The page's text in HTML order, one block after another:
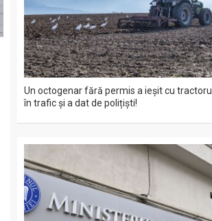
Un octogenar fără permis a ieșit cu tractorul
în trafic și a dat de polițiști!